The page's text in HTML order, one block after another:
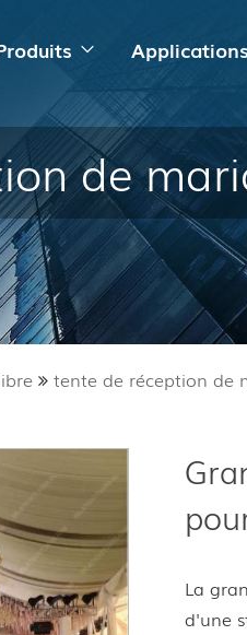
Applications
de
tente de réception de
La
d'une